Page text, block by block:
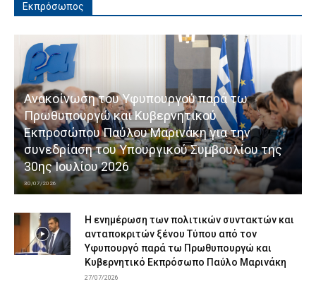
Εκπρόσωπος
Ανακοίνωση του Υφυπουργού παρά τω
Πρωθυπουργώ και Κυβερνητικού
Εκπροσώπου Παύλου Μαρινάκη για την
συνεδρίαση του Υπουργικού Συμβουλίου της
30ης Ιουλίου 2026
30/07/2026
Η ενημέρωση των πολιτικών συντακτών και
ανταποκριτών ξένου Τύπου από τον
Υφυπουργό παρά τω Πρωθυπουργώ και
Κυβερνητικό Εκπρόσωπο Παύλο Μαρινάκη
27/07/2026